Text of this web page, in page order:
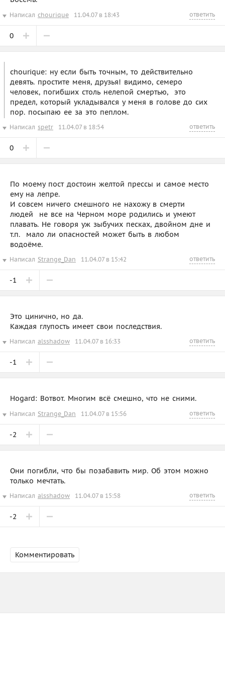
Написал chourique 11.04.07 в 18:43 ответить
0
chourique: ну если быть точным, то действительно
девять. простите меня, друзья! видимо, семеро
человек, погибших столь нелепой смертью,  это
предел, который укладывался у меня в голове до сих
пор. посыпаю ее за это пеплом.
Написал spetr 11.04.07 в 18:54 ответить
0
По моему пост достоин желтой прессы и самое место
ему на лепре.
И совсем ничего смешного не нахожу в смерти
людей  не все на Черном море родились и умеют
плавать. Не говоря уж зыбучих песках, двойном дне и
т.п.  мало ли опасностей может быть в любом
водоёме.
Написал Strange_Dan 11.04.07 в 15:42 ответить
-1
Это цинично, но да.
Каждая глупость имеет свои последствия.
Написал alsshadow 11.04.07 в 16:33 ответить
-1
Hogard: Вотвот. Многим всё смешно, что не сними.
Написал Strange_Dan 11.04.07 в 15:56 ответить
-2
Они погибли, что бы позабавить мир. Об этом можно
только мечтать.
Написал alsshadow 11.04.07 в 15:58 ответить
-2
Комментировать